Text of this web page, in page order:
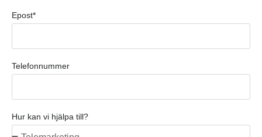
Epost*
Telefonnummer
Hur kan vi hjälpa till?